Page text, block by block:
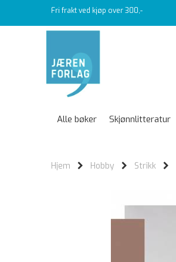
Fri frakt ved kjøp over 300,-
Alle bøker Skjønnlitteratur
Hjem Hobby Strikk